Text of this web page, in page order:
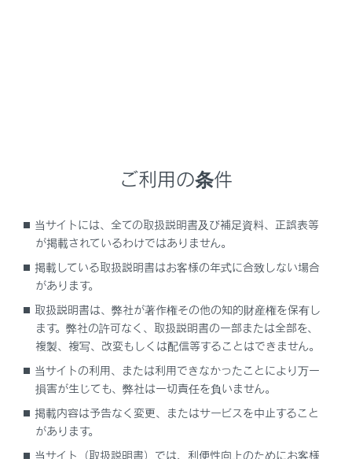
タイマー充電機能とそのはたらき
マイルームモードの機能と働き
合わせて見られているページ
ご利用の条件
当サイトには、全ての取扱説明書及び補足資料、正誤表等
が掲載されているわけではありません。
掲載している取扱説明書はお客様の年式に合致しない場合
があります。
取扱説明書は、弊社が著作権その他の知的財産権を保有し
ます。弊社の許可なく、取扱説明書の一部または全部を、
複製、複写、改変もしくは配信等することはできません。
当サイトの利用、または利用できなかったことにより万一
損害が生じても、弊社は一切責任を負いません。
掲載内容は予告なく変更、またはサービスを中止すること
があります。
当サイト（取扱説明書）では、利便性向上のためにお客様